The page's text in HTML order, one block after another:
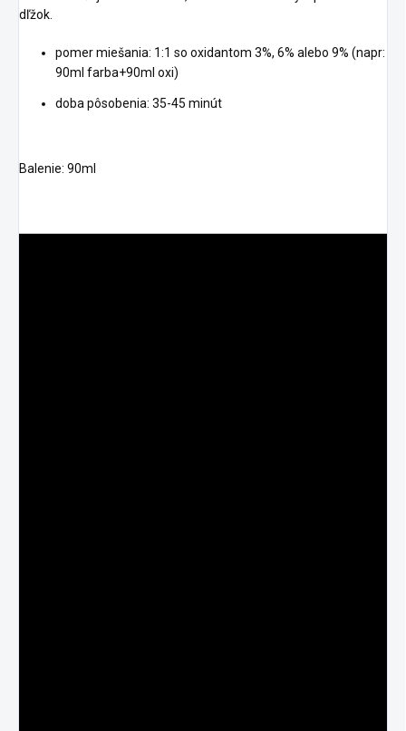
dľžok.
pomer miešania: 1:1 so oxidantom 3%, 6% alebo 9% (napr:
90ml farba+90ml oxi)
doba pôsobenia: 35-45 minút
Balenie: 90ml